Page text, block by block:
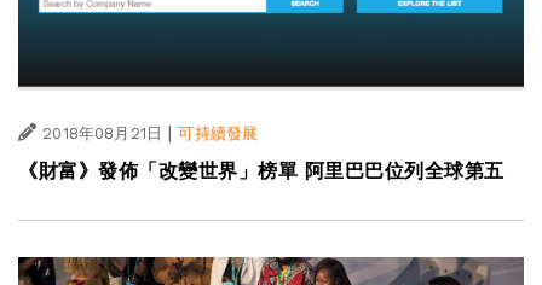
2018年08月21日 | 可持續發展
《財富》發佈「改變世界」榜單 阿里巴巴位列全球第五